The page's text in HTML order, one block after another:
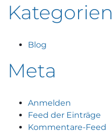
Kategorien
Blog
Meta
Anmelden
Feed der Einträge
Kommentare-Feed